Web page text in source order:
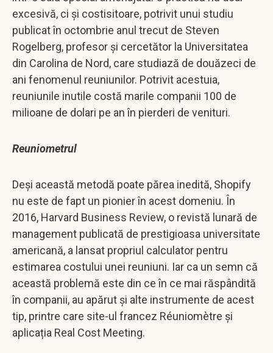
excesivă, ci și costisitoare, potrivit unui studiu
publicat în octombrie anul trecut de Steven
Rogelberg, profesor și cercetător la Universitatea
din Carolina de Nord, care studiază de douăzeci de
ani fenomenul reuniunilor. Potrivit acestuia,
reuniunile inutile costă marile companii 100 de
milioane de dolari pe an în pierderi de venituri.
Reuniometrul
Deși această metodă poate părea inedită, Shopify
nu este de fapt un pionier în acest domeniu. În
2016, Harvard Business Review, o revistă lunară de
management publicată de prestigioasa universitate
americană, a lansat propriul calculator pentru
estimarea costului unei reuniuni. Iar ca un semn că
această problemă este din ce în ce mai răspândită
în companii, au apărut și alte instrumente de acest
tip, printre care site-ul francez Réuniomètre și
aplicația Real Cost Meeting.